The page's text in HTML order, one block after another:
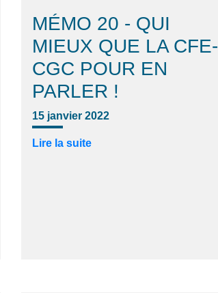
MÉMO 20 - QUI
MIEUX QUE LA CFE-
CGC POUR EN
PARLER !
15 janvier 2022
Lire la suite